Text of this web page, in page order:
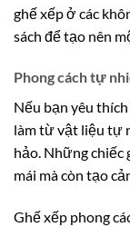
ghế xếp ở các
sách để tạo nên
Phong cách tự
Nếu bạn yêu
làm từ vật liệu tự
hảo. Những chiếc
mái mà còn tạo
Ghế xếp phong